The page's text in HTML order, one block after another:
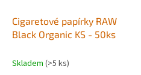
Cigaretové papírky RAW
Black Organic KS - 50ks
Skladem (>5 ks)